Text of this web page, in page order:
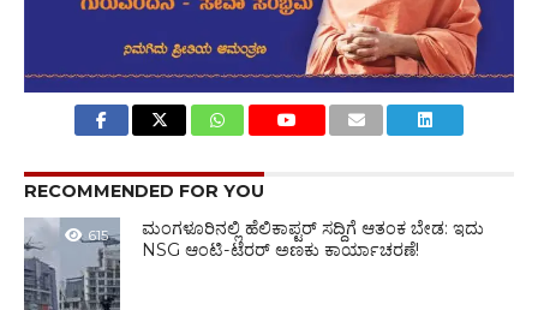
RECOMMENDED FOR YOU
615
ಮಂಗಳೂರಿನಲ್ಲಿ ಹೆಲಿಕಾಪ್ಟರ್ ಸದ್ದಿಗೆ ಆತಂಕ ಬೇಡ: ಇದು
NSG ಆಂಟಿ-ಟೆರರ್ ಅಣಕು ಕಾರ್ಯಾಚರಣೆ!